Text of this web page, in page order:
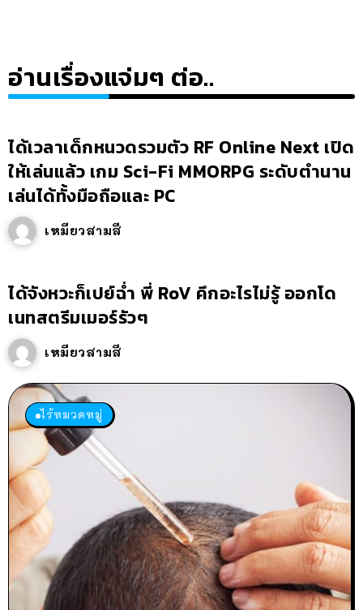
อ่านเรื่องแจ่มๆ ต่อ..
ได้เวลาเด็กหนวดรวมตัว RF Online Next เปิด
ให้เล่นแล้ว เกม Sci-Fi MMORPG ระดับตำนาน
เล่นได้ทั้งมือถือและ PC
เหมียวสามสี
ได้จังหวะก็เปย์ฉ่ำ พี่ RoV คึกอะไรไม่รู้ ออกโด
เนทสตรีมเมอร์รัวๆ
เหมียวสามสี
ไร้หมวดหมู่